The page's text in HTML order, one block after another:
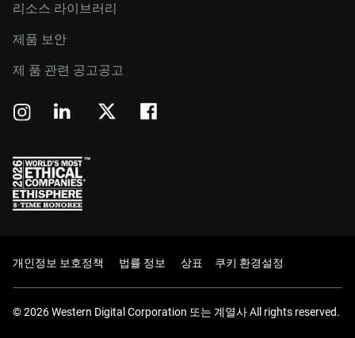
리소스 라이브러리
제품 보안
제 품 관련 공고공고
개인정보 보호정책 법률 정보 상표 쿠키 환경설정
© 2026 Western Digital Corporation 또는 계열사 All rights reserved.